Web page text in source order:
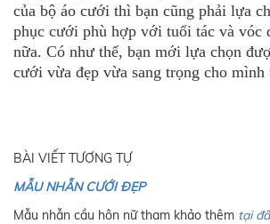
của bộ áo cưới thì bạn cũng phải lựa
phục cưới phù hợp với tuổi tác và vóc
nữa. Có như thế, bạn mới lựa chọn
cưới vừa đẹp vừa sang trọng cho mình
BÀI VIẾT TƯƠNG TỰ
MẪU NHẪN CƯỚI ĐẸP
Mẫu nhẫn cầu hôn nữ tham khảo thêm tại